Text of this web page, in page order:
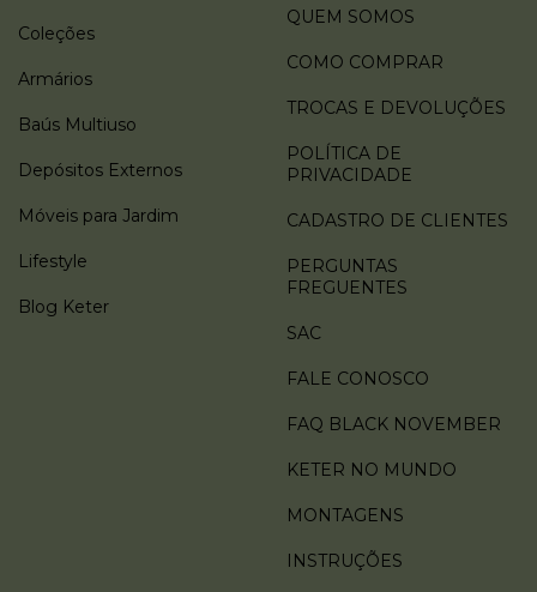
Coleções
Armários
Baús Multiuso
Depósitos Externos
Móveis para Jardim
Lifestyle
Blog Keter
QUEM SOMOS
COMO COMPRAR
TROCAS E DEVOLUÇÕES
POLÍTICA DE
PRIVACIDADE
CADASTRO DE CLIENTES
PERGUNTAS
FREGUENTES
SAC
FALE CONOSCO
FAQ BLACK NOVEMBER
KETER NO MUNDO
MONTAGENS
INSTRUÇÕES